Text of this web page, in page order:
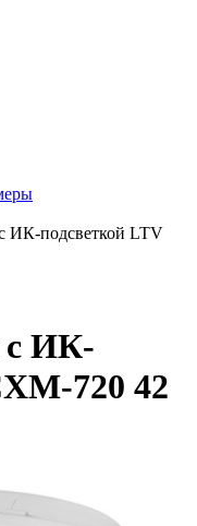
ИК-подсветкой LTV
с ИК-
720 42